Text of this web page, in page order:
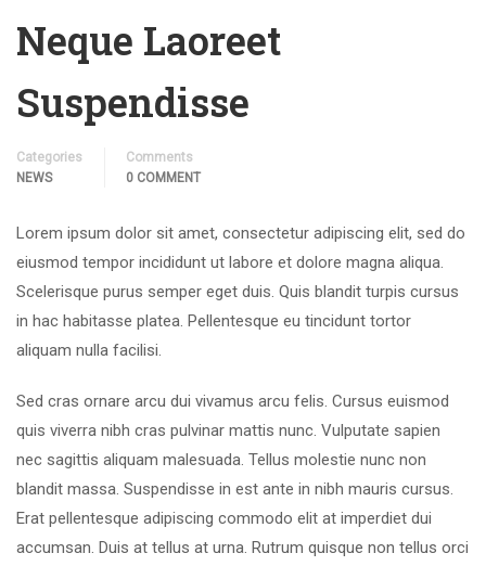
Neque Laoreet
Suspendisse
Categories
NEWS
Comments
0 COMMENT
Lorem ipsum dolor sit amet, consectetur adipiscing elit, sed do
eiusmod tempor incididunt ut labore et dolore magna aliqua.
Scelerisque purus semper eget duis. Quis blandit turpis cursus
in hac habitasse platea. Pellentesque eu tincidunt tortor
aliquam nulla facilisi.
Sed cras ornare arcu dui vivamus arcu felis. Cursus euismod
quis viverra nibh cras pulvinar mattis nunc. Vulputate sapien
nec sagittis aliquam malesuada. Tellus molestie nunc non
blandit massa. Suspendisse in est ante in nibh mauris cursus.
Erat pellentesque adipiscing commodo elit at imperdiet dui
accumsan. Duis at tellus at urna. Rutrum quisque non tellus orci